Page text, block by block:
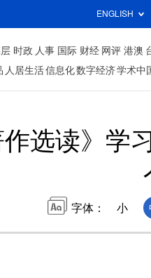
ENGLISH
时政 人事 国际 财经 网评 港澳
人居生活信息化数字经济学术中
作选读》学
字体： 小